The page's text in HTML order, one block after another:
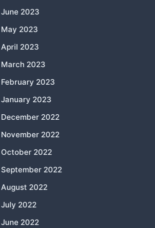
June 2023
May 2023
April 2023
March 2023
February 2023
January 2023
December 2022
November 2022
October 2022
September 2022
August 2022
July 2022
June 2022